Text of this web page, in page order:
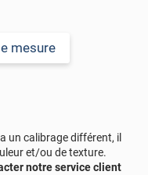
thermique. Il se pose
sur un double vitrage
verticale en Europe
mesure
un calibrage différent, il
et/ou de texture.
notre service client